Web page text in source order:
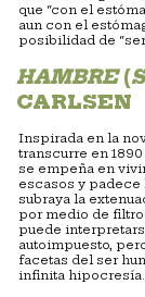
que “con el
aun con el
posibilidad de “ser
HAMBRE(
CARLSEN
Inspirada en la
transcurre en
se empeña en
escasos y
subraya la
por medio de
puede
autoimpuesto,
facetas del ser
infinita hipocresía.